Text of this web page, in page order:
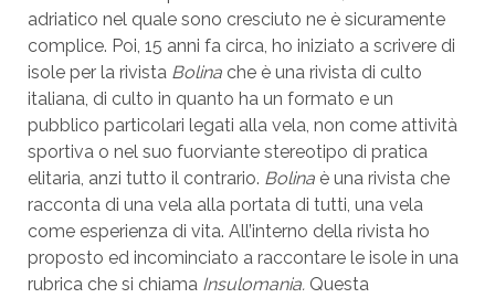
adriatico nel quale sono cresciuto ne è sicuramente
complice. Poi, 15 anni fa circa, ho iniziato a scrivere di
isole per la rivista Bolina che è una rivista di culto
italiana, di culto in quanto ha un formato e un
pubblico particolari legati alla vela, non come attività
sportiva o nel suo fuorviante stereotipo di pratica
elitaria, anzi tutto il contrario. Bolinaè una rivista che
racconta di una vela alla portata di tutti, una vela
come esperienza di vita. All’interno della rivista ho
proposto ed incominciato a raccontare le isole in una
rubrica che si chiama Insulomania. Questa